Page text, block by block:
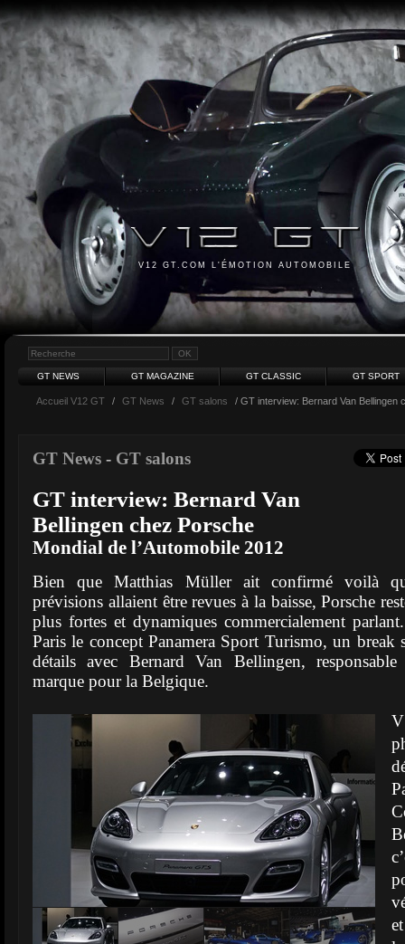
V12 GT.COM L'ÉMOTION AUTOMOBILE
GT NEWS GT MAGAZINE GT CLASSIC GT SPORT
Accueil V12 GT / GT News / GT salons / GT interview: Bernard Van Bellingen
GT News - GT salons
GT interview: Bernard Van
Bellingen chez Porsche
Mondial de l’Automobile 2012
Bien que Matthias Müller ait confirmé voilà
prévisions allaient être revues à la baisse, Porsche
plus fortes et dynamiques commercialement
Paris le concept Panamera Sport Turismo, un
détails avec Bernard Van Bellingen,
marque pour la Belgique.